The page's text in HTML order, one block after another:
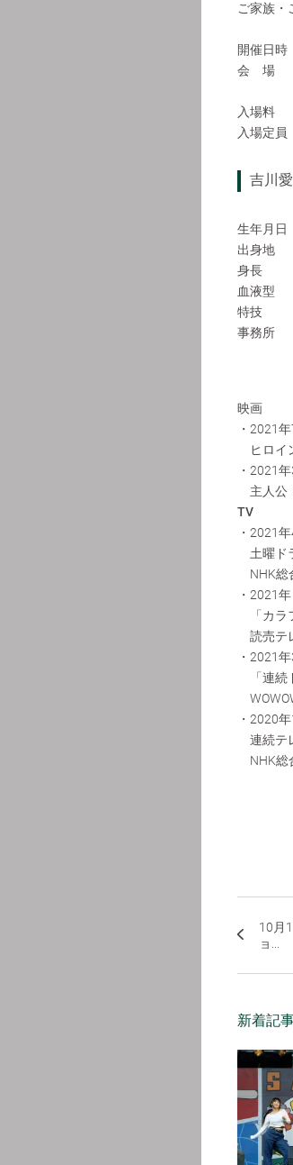
ご家族・
開催日
会 場 名
メイ
入場料
入場定
吉川愛
生年月日
出身地
身長
血液型
特技 歌
事務所
映画
・2021
ヒロイ
・2021
主人公
TV
・2021
土曜ド
NHK総
・2021
「カラ
読売テ
・2021
「連続
・2020
連続テ
NHK総
10月
ョ...
新着記